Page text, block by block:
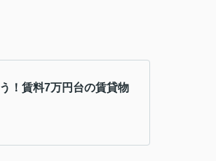
！賃料7万円台の賃貸物